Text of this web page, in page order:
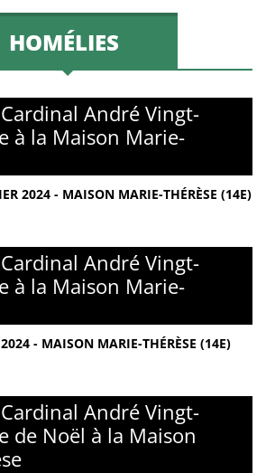
HOMÉLIES
André Vingt-
à la Maison Marie-
2024 - MAISON MARIE-THÉRÈSE (14E)
André Vingt-
à la Maison Marie-
- MAISON MARIE-THÉRÈSE (14E)
André Vingt-
de Noël à la Maison